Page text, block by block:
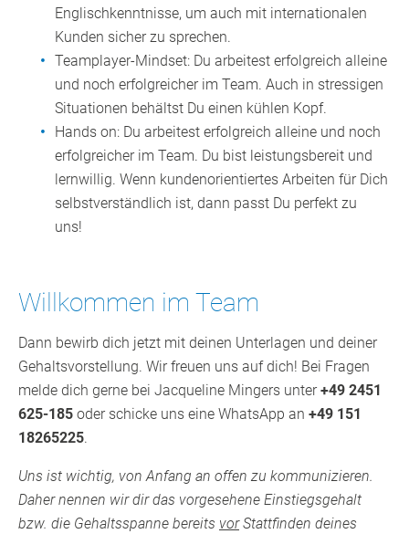
Englischkenntnisse, um auch mit internationalen
Kunden sicher zu sprechen.
Teamplayer-Mindset: Du arbeitest erfolgreich alleine
und noch erfolgreicher im Team. Auch in stressigen
Situationen behältst Du einen kühlen Kopf.
Hands on: Du arbeitest erfolgreich alleine und noch
erfolgreicher im Team. Du bist leistungsbereit und
lernwillig. Wenn kundenorientiertes Arbeiten für Dich
selbstverständlich ist, dann passt Du perfekt zu
uns!
Willkommen im Team
Dann bewirb dich jetzt mit deinen Unterlagen und deiner
Gehaltsvorstellung. Wir freuen uns auf dich! Bei Fragen
melde dich gerne bei Jacqueline Mingers unter+49 2451
625-185 oder schicke uns eine WhatsApp an +49 151
18265225.
Uns ist wichtig, von Anfang an offen zu kommunizieren.
Daher nennen wir dir das vorgesehene Einstiegsgehalt
bzw. die Gehaltsspanne bereits vorStattfinden deines